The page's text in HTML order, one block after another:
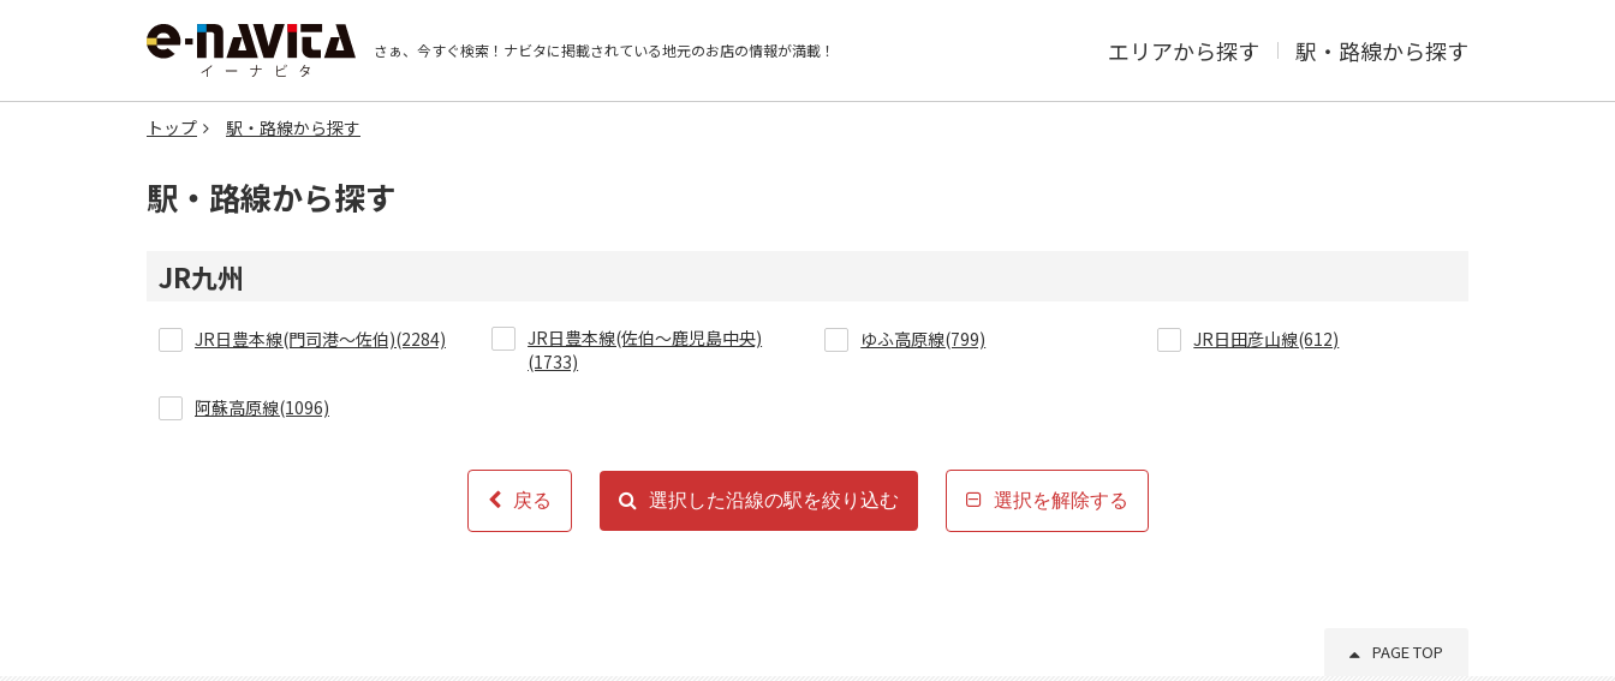
さぁ、今すぐ検索！ ナビタに掲載されている地元のお店の情報が満載！ エリアから探す 駅・路線から探す
トップ 駅・路線から探す
駅・路線から探す
JR九州
JR日豊本線(門司港～佐伯)(2284)
JR日豊本線(佐伯～鹿児島中央)
(1733)
ゆふ高原線(799) JR日田彦山線(612)
阿蘇高原線(1096)
戻る 選択した沿線の駅を絞り込む 選択を解除する
PAGE TOP